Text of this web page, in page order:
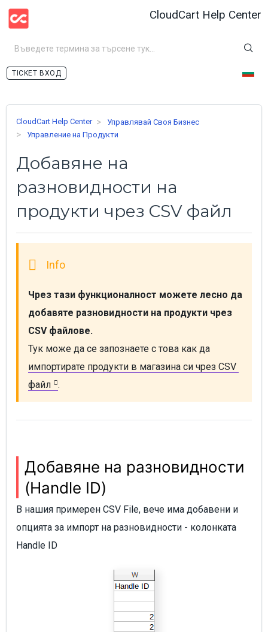
CloudCart Help Center
ВХОД
CloudCart Help Center
Управлявай Своя Бизнес
Управление на Продукти
Добавяне на
разновидности на
продукти чрез CSV файл
Чрез тази функционалност можете лесно да
добавяте разновидности на продукти чрез
CSV файлове.
импортирате продукти в магазина си чрез CSV
файл
.
Добавяне на разновидности
(Handle ID)
В нашия примерен CSV File, вече има добавени и
опцията за импорт на разновидности - колонката
Handle ID